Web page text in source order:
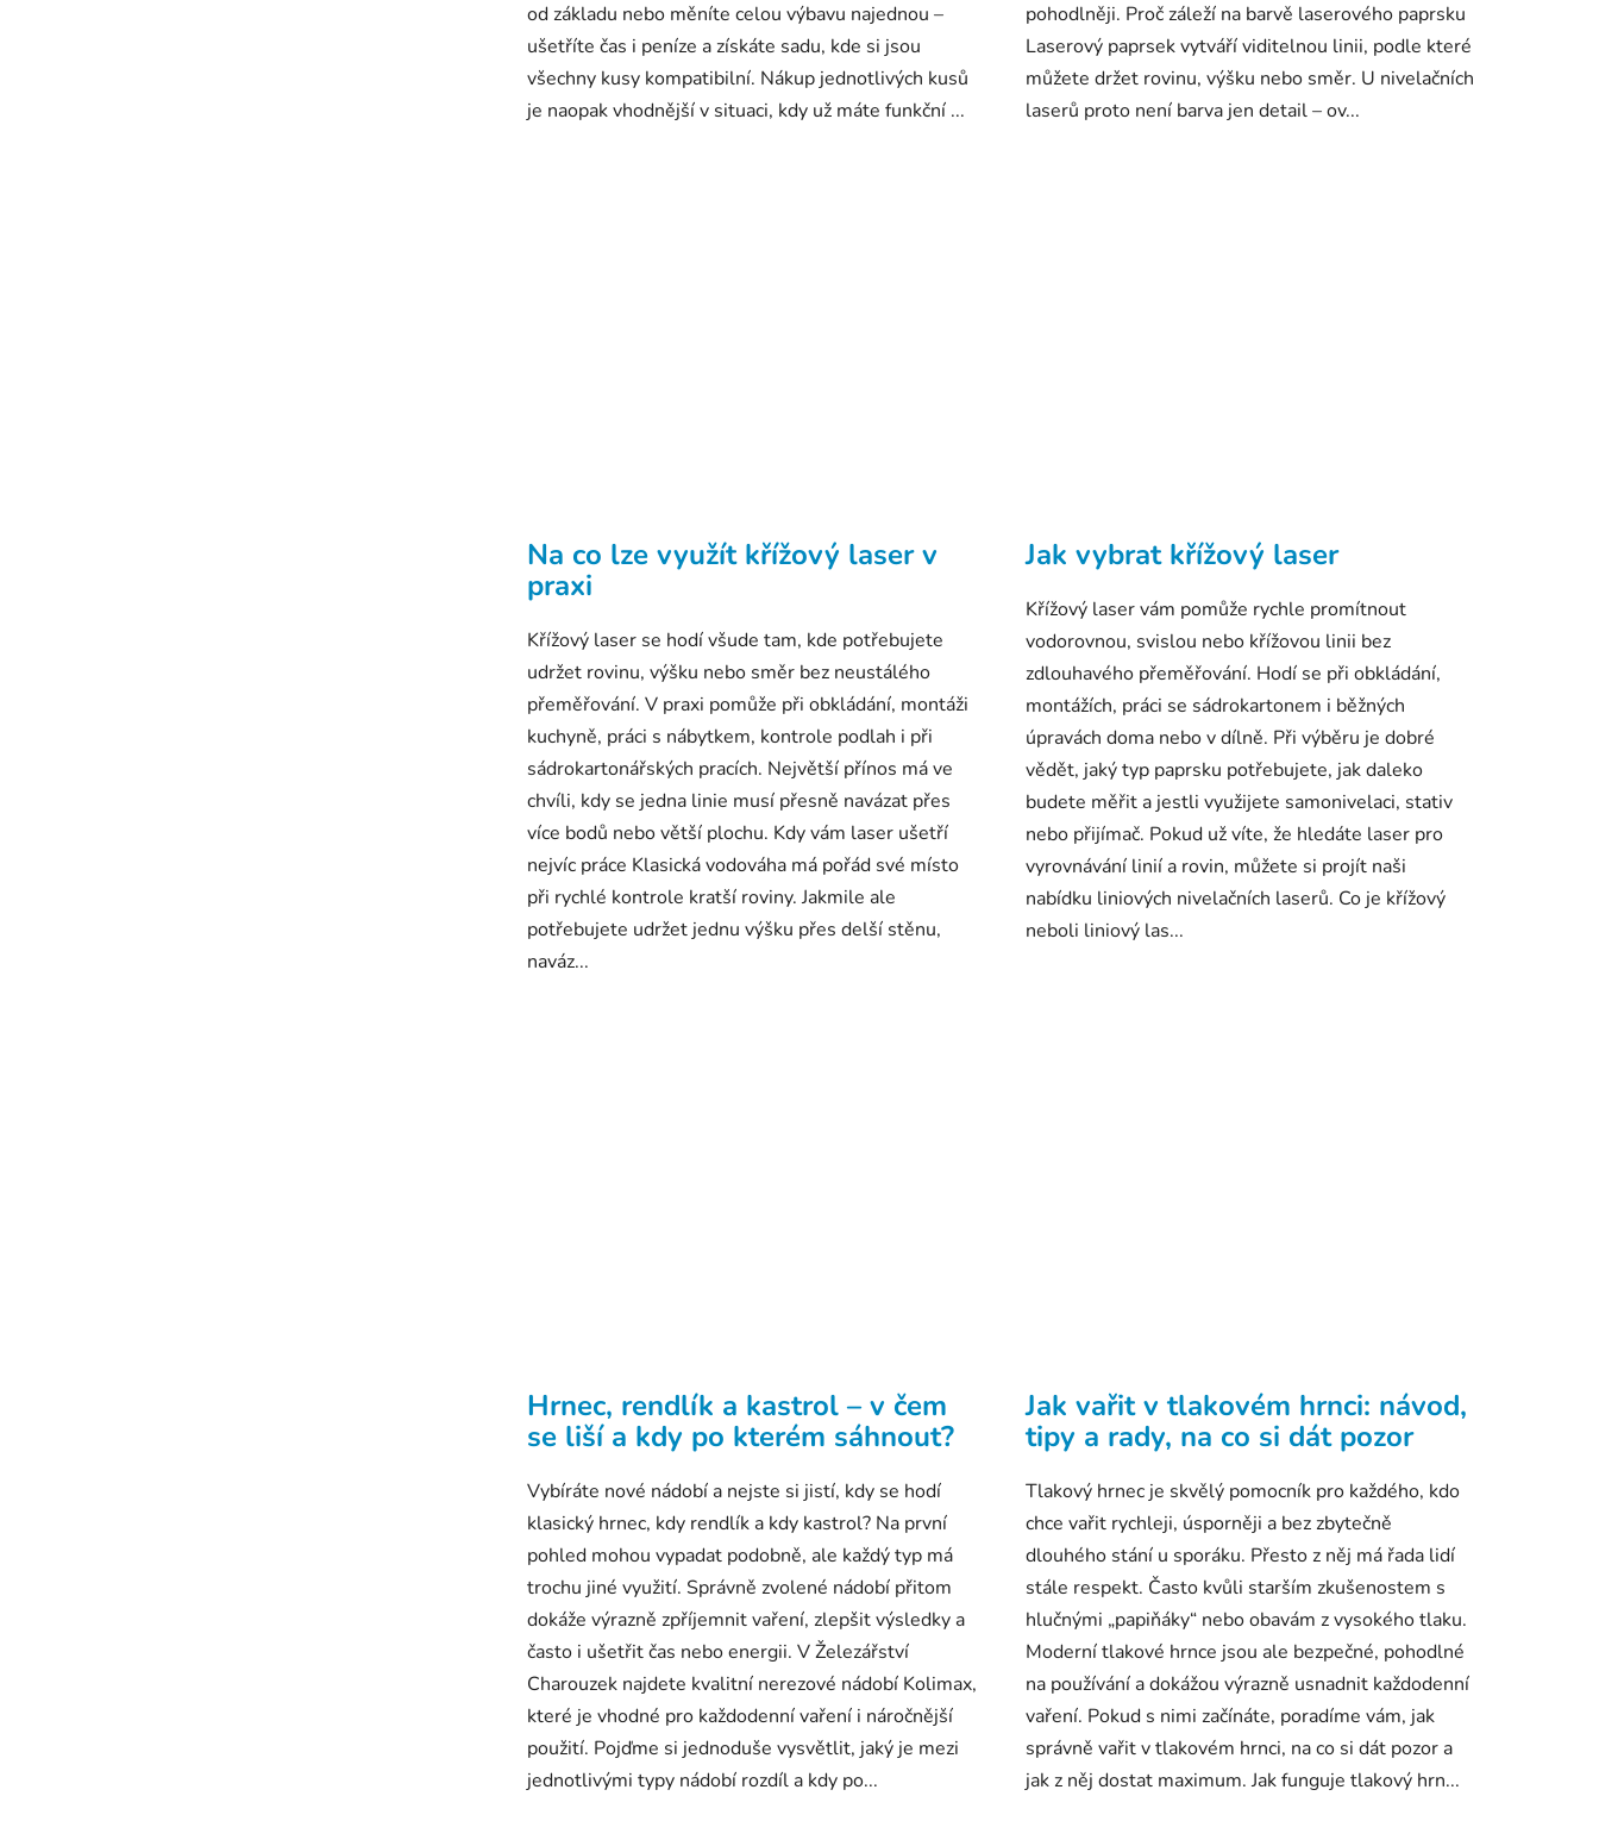
od základu nebo měníte celou výbavu najednou –
ušetříte čas i peníze a získáte sadu, kde si jsou
všechny kusy kompatibilní. Nákup jednotlivých kusů
je naopak vhodnější v situaci, kdy už máte funkční ...
pohodlněji. Proč záleží na barvě laserového paprsku
Laserový paprsek vytváří viditelnou linii, podle které
můžete držet rovinu, výšku nebo směr. U nivelačních
laserů proto není barva jen detail – ov...
Na co lze využít křížový laser v
praxi
Křížový laser se hodí všude tam, kde potřebujete
udržet rovinu, výšku nebo směr bez neustálého
přeměřování. V praxi pomůže při obkládání, montáži
kuchyně, práci s nábytkem, kontrole podlah i při
sádrokartonářských pracích. Největší přínos má ve
chvíli, kdy se jedna linie musí přesně navázat přes
více bodů nebo větší plochu. Kdy vám laser ušetří
nejvíc práce Klasická vodováha má pořád své místo
při rychlé kontrole kratší roviny. Jakmile ale
potřebujete udržet jednu výšku přes delší stěnu,
naváz...
Jak vybrat křížový laser
Křížový laser vám pomůže rychle promítnout
vodorovnou, svislou nebo křížovou linii bez
zdlouhavého přeměřování. Hodí se při obkládání,
montážích, práci se sádrokartonem i běžných
úpravách doma nebo v dílně. Při výběru je dobré
vědět, jaký typ paprsku potřebujete, jak daleko
budete měřit a jestli využijete samonivelaci, stativ
nebo přijímač. Pokud už víte, že hledáte laser pro
vyrovnávání linií a rovin, můžete si projít naši
nabídku liniových nivelačních laserů. Co je křížový
neboli liniový las...
Hrnec, rendlík a kastrol – v čem
se liší a kdy po kterém sáhnout?
Vybíráte nové nádobí a nejste si jistí, kdy se hodí
klasický hrnec, kdy rendlík a kdy kastrol? Na první
pohled mohou vypadat podobně, ale každý typ má
trochu jiné využití. Správně zvolené nádobí přitom
dokáže výrazně zpříjemnit vaření, zlepšit výsledky a
často i ušetřit čas nebo energii. V Železářství
Charouzek najdete kvalitní nerezové nádobí Kolimax,
které je vhodné pro každodenní vaření i náročnější
použití. Pojďme si jednoduše vysvětlit, jaký je mezi
jednotlivými typy nádobí rozdíl a kdy po...
Jak vařit v tlakovém hrnci: návod,
tipy a rady, na co si dát pozor
Tlakový hrnec je skvělý pomocník pro každého, kdo
chce vařit rychleji, úsporněji a bez zbytečně
dlouhého stání u sporáku. Přesto z něj má řada lidí
stále respekt. Často kvůli starším zkušenostem s
hlučnými „papiňáky“ nebo obavám z vysokého tlaku.
Moderní tlakové hrnce jsou ale bezpečné, pohodlné
na používání a dokážou výrazně usnadnit každodenní
vaření. Pokud s nimi začínáte, poradíme vám, jak
správně vařit v tlakovém hrnci, na co si dát pozor a
jak z něj dostat maximum. Jak funguje tlakový hrn...